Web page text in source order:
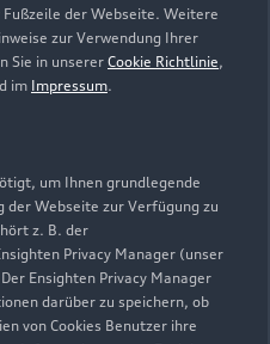
der Webseite. Weitere
zur Verwendung Ihrer
Sie in unserer Cookie Richtlinie,
im Impressum.
um Ihnen grundlegende
der Webseite zur Verfügung zu
z. B. der
Privacy Manager (unser
Ensighten Privacy Manager
darüber zu speichern, ob
von Cookies Benutzer ihre
- 17:00
- 12:00
Zurück nach oben